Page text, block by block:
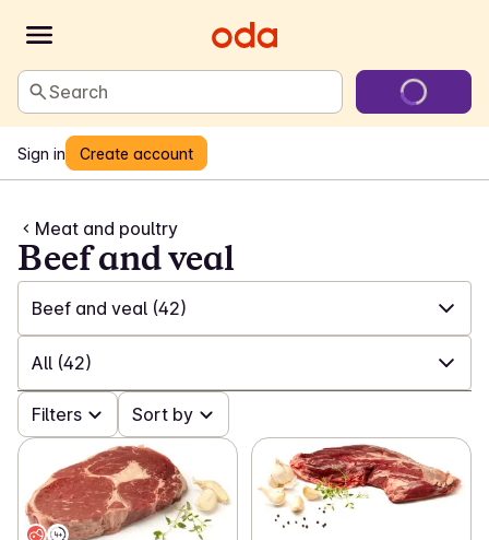
Search
Sign in Create account
Meat and poultry
Beef and veal
Beef and veal (42)
✓ All (341)
✓ (65)
Pork (54)
✓ Beef and veal(42)
All (42)
✓ All(42)
From the butcher
Filters Sort by